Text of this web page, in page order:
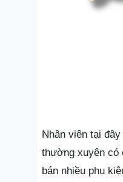
Nhân viên tại
thường xuyên có
bán nhiều phụ